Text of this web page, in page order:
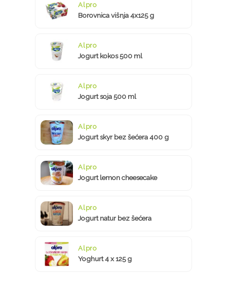
Alpro
Borovnica višnja 4x125 g
Alpro
Jogurt kokos 500 ml
Alpro
Jogurt soja 500 ml
Alpro
Jogurt skyr bez šećera 400 g
Alpro
Jogurt lemon cheesecake
Alpro
Jogurt natur bez šećera
Alpro
Yoghurt 4 x 125 g